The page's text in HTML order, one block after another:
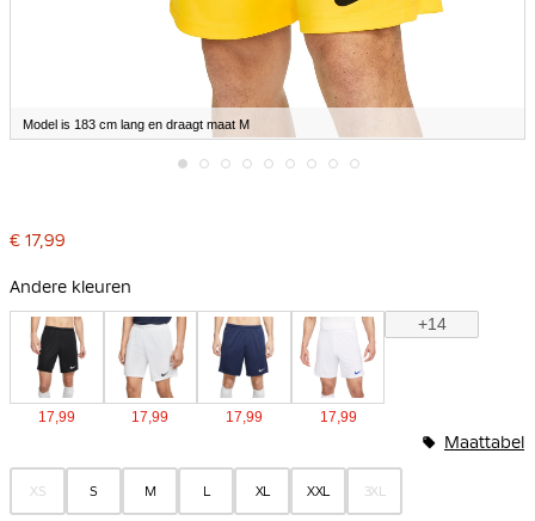
Model is 183 cm lang en draagt maat M
begin
de
gallerij
€ 17,99
Andere kleuren
17,99 17,99 17,99 17,99
+14
XS S M L XL XXL 3XL
Maattabel